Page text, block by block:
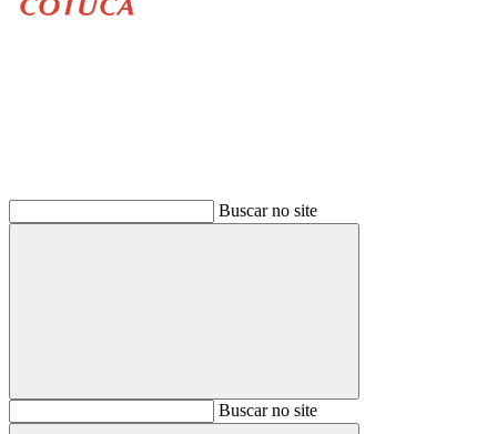
Buscar no site
BuscarBuscar no site